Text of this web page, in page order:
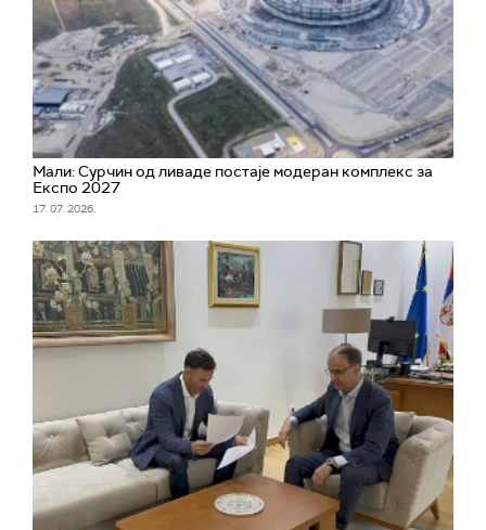
Мали: Сурчин од ливаде постаје модеран комплекс за
Експо 2027
17. 07. 2026.